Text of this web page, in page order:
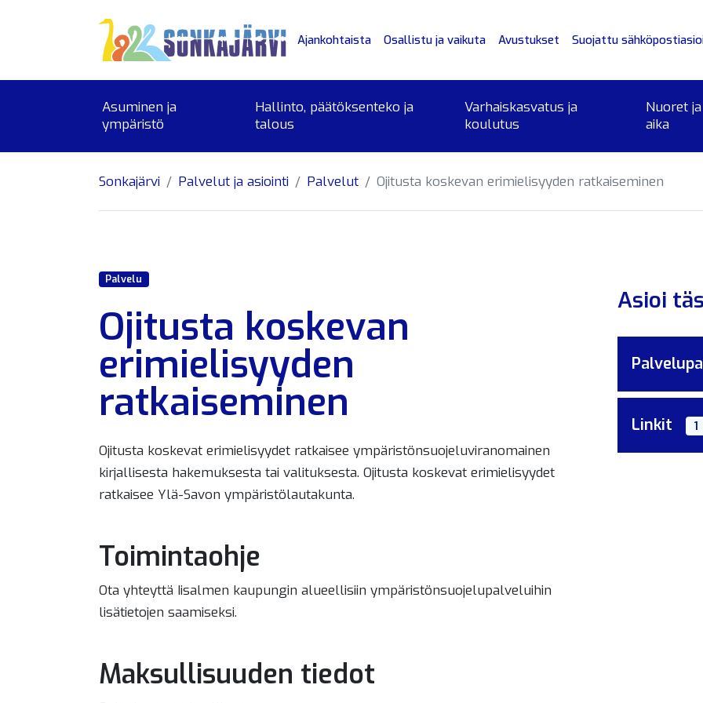
Ajankohtaista Osallistu ja vaikuta Avustukset Suojattu
Asuminen ja
ympäristö
Hallinto, päätöksenteko ja
talous
Varhaiskasvatus ja
koulutus
Nuoret
aika
Sonkajärvi Palvelut ja asiointi Palvelut Ojitusta koskevan erimielisyyden ratkaiseminen
Palvelu
Ojitusta koskevan
erimielisyyden
ratkaiseminen
Ojitusta koskevat erimielisyydet ratkaisee ympäristönsuojeluviranomainen
kirjallisesta hakemuksesta tai valituksesta. Ojitusta koskevat erimielisyydet
ratkaisee Ylä-Savon ympäristölautakunta.
Asioi
Linkit 1
Toimintaohje
Ota yhteyttä Iisalmen kaupungin alueellisiin ympäristönsuojelupalveluihin
lisätietojen saamiseksi.
Maksullisuuden tiedot